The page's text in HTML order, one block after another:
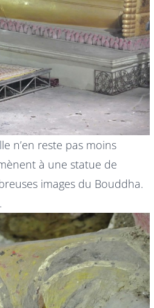
n’en reste pas moins
à une statue de
images du Bouddha.